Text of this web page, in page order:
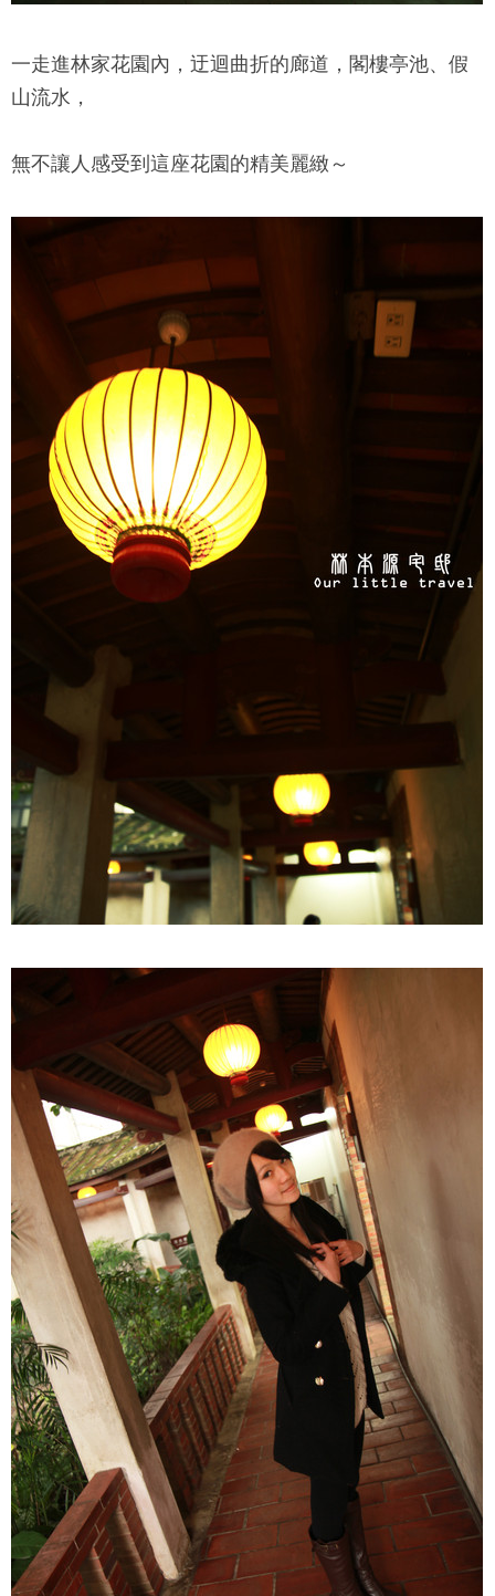
一走進林家花園內，迂迴曲折的廊道，閣樓亭池、假
山流水，
無不讓人感受到這座花園的精美麗緻～